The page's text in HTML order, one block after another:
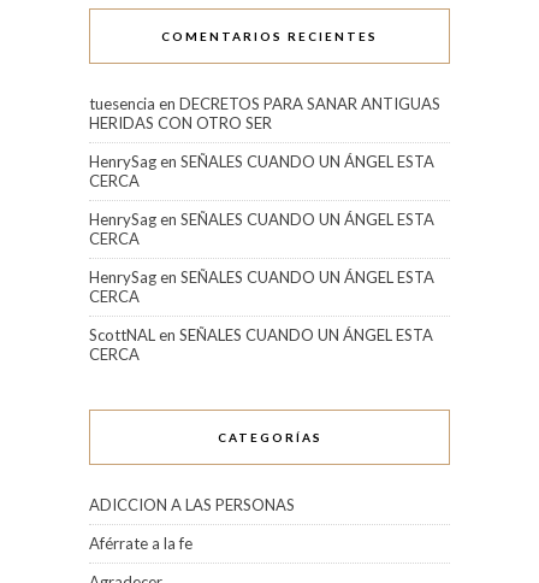
COMENTARIOS RECIENTES
tuesencia en DECRETOS PARA SANAR ANTIGUAS
HERIDAS CON OTRO SER
HenrySagen SEÑALES CUANDO UN ÁNGEL ESTA
CERCA
HenrySagen SEÑALES CUANDO UN ÁNGEL ESTA
CERCA
HenrySagen SEÑALES CUANDO UN ÁNGEL ESTA
CERCA
ScottNAL en SEÑALES CUANDO UN ÁNGEL ESTA
CERCA
CATEGORÍAS
ADICCION A LAS PERSONAS
Aférrate a la fe